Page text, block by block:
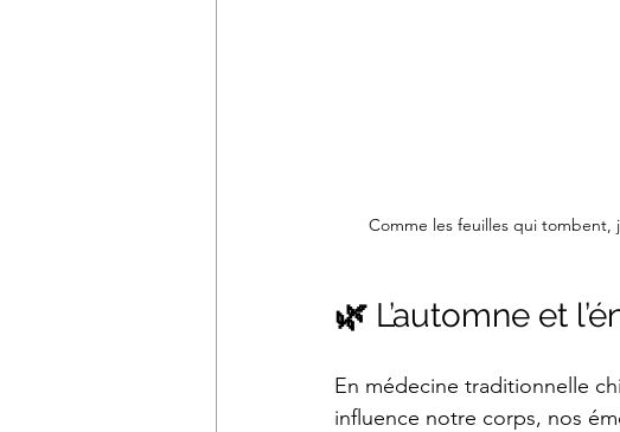
Comme les feuilles qui tombent,
🌿 L’automne et
En médecine traditionnelle
influence notre corps, nos